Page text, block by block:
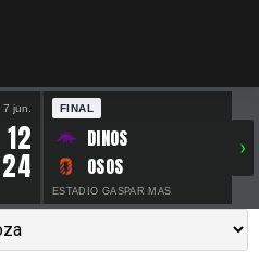
7 jun.
12
24
FINAL
DINOS
OSOS
ESTADIO GASPAR MAS
›